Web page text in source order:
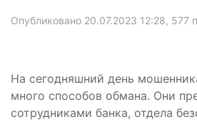
Опубликовано 20.07.2023 12:28, 577
На сегодняшний день
много способов обмана. Они
сотрудниками банка, отдела